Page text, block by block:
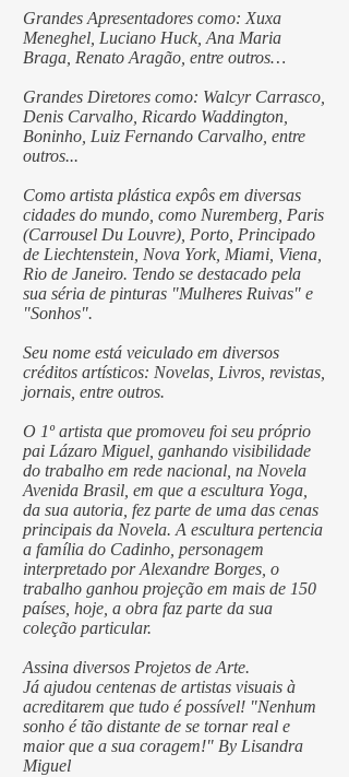
Grandes Apresentadores como: Xuxa
Meneghel, Luciano Huck, Ana Maria
Braga, Renato Aragão, entre outros…
Grandes Diretores como: Walcyr Carrasco,
Denis Carvalho, Ricardo Waddington,
Boninho, Luiz Fernando Carvalho, entre
outros...
Como artista plástica expôs em diversas
cidades do mundo, como Nuremberg, Paris
(Carrousel Du Louvre), Porto, Principado
de Liechtenstein, Nova York, Miami, Viena,
Rio de Janeiro. Tendo se destacado pela
sua séria de pinturas "Mulheres Ruivas" e
"Sonhos".
Seu nome está veiculado em diversos
créditos artísticos: Novelas, Livros, revistas,
jornais, entre outros.
O 1º artista que promoveu foi seu próprio
pai Lázaro Miguel, ganhando visibilidade
do trabalho em rede nacional, na Novela
Avenida Brasil, em que a escultura Yoga,
da sua autoria, fez parte de uma das cenas
principais da Novela. A escultura pertencia
a família do Cadinho, personagem
interpretado por Alexandre Borges, o
trabalho ganhou projeção em mais de 150
países, hoje, a obra faz parte da sua
coleção particular.
Assina diversos Projetos de Arte.
Já ajudou centenas de artistas visuais à
acreditarem que tudo é possível! "Nenhum
sonho é tão distante de se tornar real e
maior que a sua coragem!" By Lisandra
Miguel